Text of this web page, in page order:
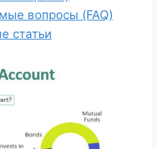
вопросы (FAQ)
статьи